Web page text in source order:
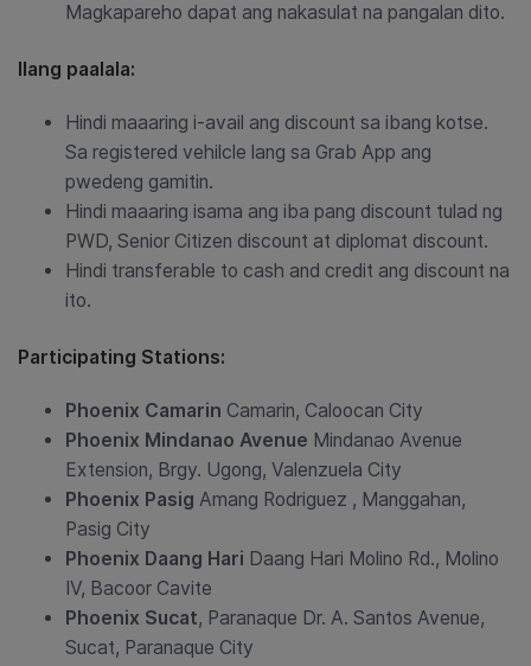
Magkapareho dapat ang nakasulat na pangalan dito.
Ilang paalala:
Hindi maaaring i-avail ang discount sa ibang kotse.
Sa registered vehilcle lang sa Grab App ang
pwedeng gamitin.
Hindi maaaring isama ang iba pang discount tulad ng
PWD, Senior Citizen discount at diplomat discount.
Hindi transferable to cash and credit ang discount na
ito.
Participating Stations:
Phoenix Camarin Camarin, Caloocan City
Phoenix Mindanao Avenue Mindanao Avenue
Extension, Brgy. Ugong, Valenzuela City
Phoenix Pasig Amang Rodriguez , Manggahan,
Pasig City
Phoenix Daang Hari Daang Hari Molino Rd., Molino
IV, Bacoor Cavite
Phoenix Sucat, Paranaque Dr. A. Santos Avenue,
Sucat, Paranaque City